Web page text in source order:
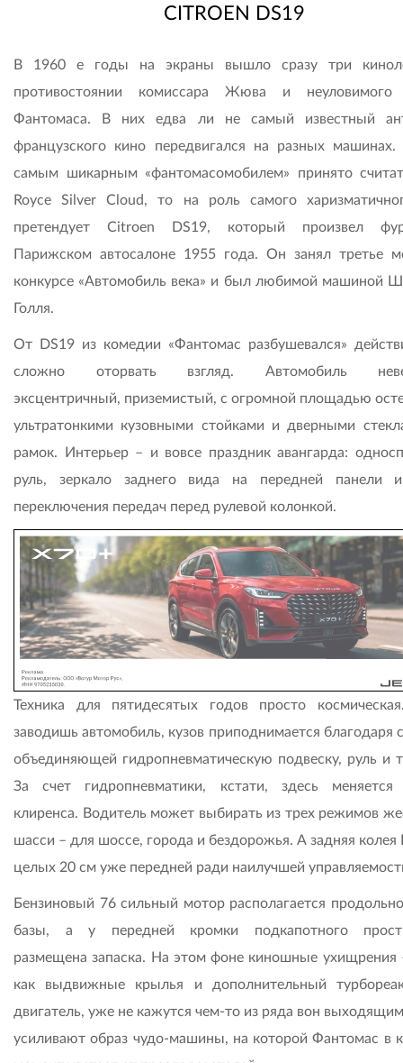
CITROЕN DS19
В 1960 е годы на экраны вышло сразу три
противостоянии комиссара Жюва и неуло­вимого
Фантомаса. В них едва ли не самый известный
французского кино передвигался на разных
самым шикарным «фантомасомобилем» принято
Royce Silver Cloud, то на роль самого
претендует Citroen DS19, который произвел
Парижском автосалоне 1955 года. Он занял третье
конкурсе «Автомобиль века» и был любимой машиной
Голля.
От DS19 из комедии «Фантомас разбушевался»
сложно оторвать взгляд. Автомобиль
эксцентричный, приземистый, с огромной площадью
ультратонкими кузовными стойками и дверными
рамок. Интерьер – и вовсе праздник авангарда:
руль, зеркало заднего вида на передней панели
переключения передач перед рулевой колонкой.
Техника для пятидесятых годов просто
заводишь автомобиль, кузов приподнимается благодаря
объединяющей гидропневматическую подвеску, руль и
За счет гидропневматики, кстати, здесь меняется
клиренса. Водитель может выбирать из трех режимов
шасси – для шоссе, города и бездорожья. А зад­няя колея
целых 20 см уже передней ради наилучшей
Бензиновый 76 сильный мотор располагается
базы, а у передней кромки подкапотного
размещена запаска. На этом фоне киношные ухищрения
как выдвижные крылья и дополнительный
двигатель, уже не кажутся чем-то из ряда вон
усиливают образ чудо-машины, на которой Фантомас в